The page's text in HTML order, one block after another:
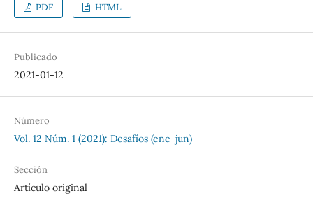
PDF HTML
Publicado
2021-01-12
Número
Vol. 12 Núm. 1 (2021): Desafíos (ene-jun)
Sección
Artículo original